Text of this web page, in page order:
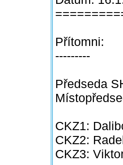
Přítomni:
---------
Předseda
CKZ1:
CKZ2:
CKZ3: